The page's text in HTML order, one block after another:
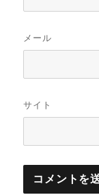
メール
サイト